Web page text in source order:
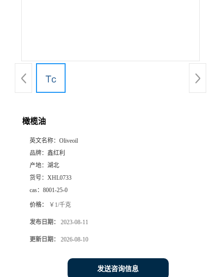
橄榄油
英文名称： Oliveoil
品牌： 鑫红利
产地： 湖北
货号： XHL0733
cas： 8001-25-0
价格： ￥1/千克
发布日期： 2023-08-11
更新日期： 2026-08-10
发送咨询信息